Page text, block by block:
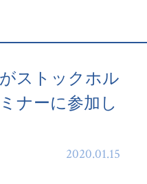
ストックホル
ナーに参加し
2020.01.15